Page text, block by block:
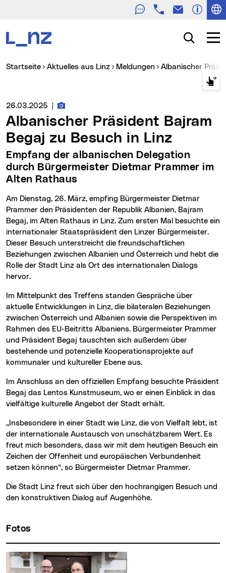
TelefonE-Mail
Suche
Sie sind hier:
Startseite Aktuelles aus Linz Meldungen Albanischer
Medienservice vom:
26.03.2025 Fotos zur Meldung
Albanischer Präsident Bajram
Begaj zu Besuch in Linz
Empfang der albanischen Delegation
durch Bürgermeister Dietmar Prammer im
Alten Rathaus
Am Dienstag, 26. März, empfing Bürgermeister Dietmar
Prammer den Präsidenten der Republik Albanien, Bajram
Begaj, im Alten Rathaus in Linz. Zum ersten Mal besuchte ein
internationaler Staatspräsident den Linzer Bürgermeister.
Dieser Besuch unterstreicht die freundschaftlichen
Beziehungen zwischen Albanien und Österreich und hebt die
Rolle der Stadt Linz als Ort des internationalen Dialogs
hervor.
aktuelle Entwicklungen in Linz, die bilateralen Beziehungen
zwischen Österreich und Albanien sowie die Perspektiven im
Rahmen des EU-Beitritts Albaniens. Bürgermeister Prammer
und Präsident Begaj tauschten sich außerdem über
bestehende und potenzielle Kooperationsprojekte auf
kommunaler und kultureller Ebene aus.
Begaj das Lentos Kunstmuseum, wo er einen Einblick in das
vielfältige kulturelle Angebot der Stadt erhält.
„Insbesondere in einer Stadt wie Linz, die von Vielfalt lebt, ist
der internationale Austausch von unschätzbarem Wert. Es
freut mich besonders, dass wir mit dem heutigen Besuch ein
Zeichen der Offenheit und europäischen Verbundenheit
setzen können“, so Bürgermeister Dietmar Prammer.
Die Stadt Linz freut sich über den hochrangigen Besuch und
den konstruktiven Dialog auf Augenhöhe.
Fotos